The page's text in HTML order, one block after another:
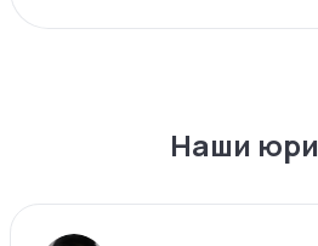
Наши